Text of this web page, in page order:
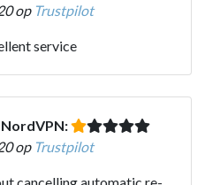
op Trustpilot
service
op Trustpilot
cancelling automatic re-